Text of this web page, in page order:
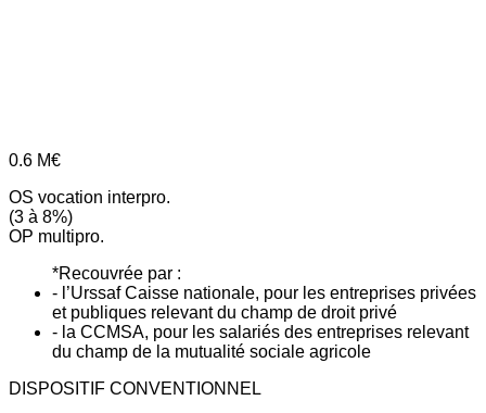
0.6 M€
OS vocation interpro.
(3 à 8%)
OP multipro.
*Recouvrée par :
- l’Urssaf Caisse nationale, pour les entreprises privées
et publiques relevant du champ de droit privé
- la CCMSA, pour les salariés des entreprises relevant
du champ de la mutualité sociale agricole
DISPOSITIF CONVENTIONNEL